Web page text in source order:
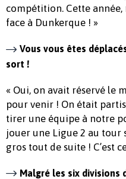
compétition. Cette
face à Dunkerque ! »
Vous vous êtes
sort !
« Oui, on avait réservé le
pour venir ! On était
tirer une équipe à notre
jouer une Ligue 2 au tour
gros tout de suite ! C’est
Malgré les six divisions